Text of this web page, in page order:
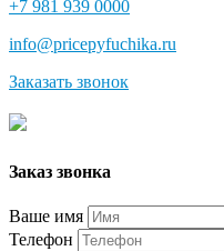
+7 981 939 0000
info@pricepyfuchika.ru
Заказать звонок
Заказ звонка
Ваше имя
Телефон